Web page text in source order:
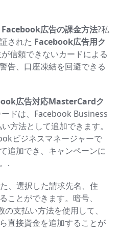
Facebook広告の課金方法?私
された Facebook広告用ク
信頼できないカードによる
告、口座凍結を回避できる
広告対応MasterCardク
ドは、Facebook Business
方法として追加できます。
ビジネスマネージャーで
追加でき、キャンペーンに
.
、選択した請求先名、住
ことができます。暗号、
支払い方法を使用して、
直接資金を追加することが